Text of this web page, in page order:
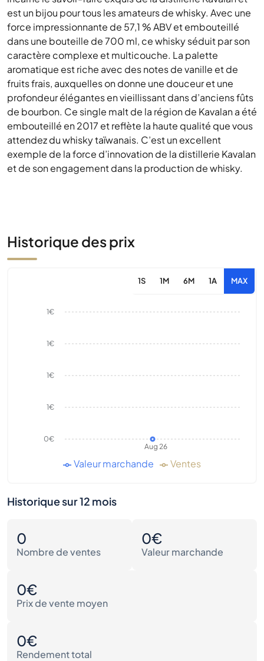
est un bijou pour tous les amateurs de whisky. Avec une
force impressionnante de 57,1 % ABV et embouteillé
dans une bouteille de 700 ml, ce whisky séduit par son
caractère complexe et multicouche. La palette
aromatique est riche avec des notes de vanille et de
fruits frais, auxquelles on donne une douceur et une
profondeur élégantes en vieillissant dans d’anciens fûts
de bourbon. Ce single malt de la région de Kavalan a été
embouteillé en 2017 et reflète la haute qualité que vous
attendez du whisky taïwanais. C’est un excellent
exemple de la force d’innovation de la distillerie Kavalan
et de son engagement dans la production de whisky.
Historique des prix
1S 1M 6M 1A MAX
Aug 26
0€
1€
1€
1€
1€
Valeur marchande Ventes
Historique sur 12 mois
0
Nombre de ventes
0€
Valeur marchande
0€
Prix de vente moyen
0€
Rendement total